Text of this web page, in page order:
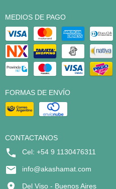
MEDIOS DE PAGO
FORMAS DE ENVÍO
CONTACTANOS
Cel: +54 9 1130476311
info@akashamat.com
Del Viso - Buenos Aires